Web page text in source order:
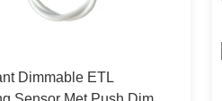
Dimmable ETL